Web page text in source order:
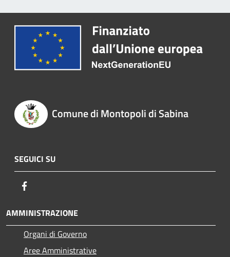
Comune di Montopoli di Sabina
SEGUICI SU
AMMINISTRAZIONE
Organi di Governo
Aree Amministrative